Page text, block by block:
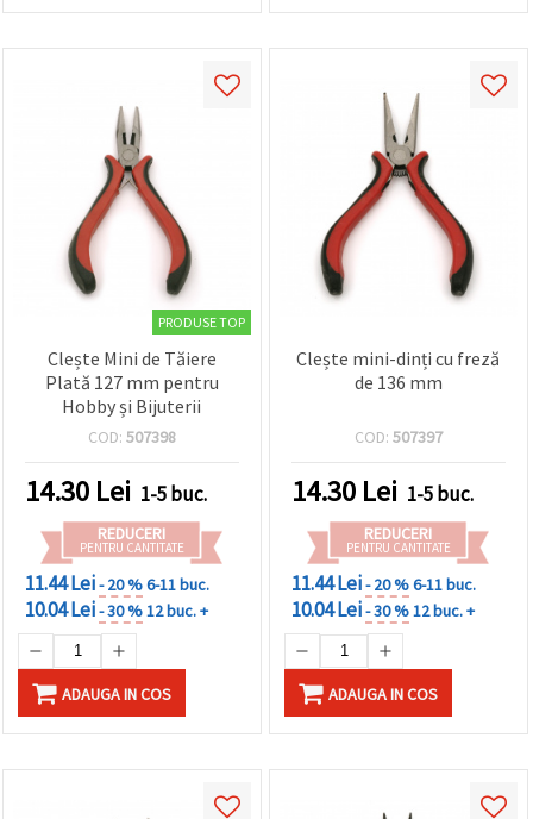
PRODUSE TOP
Clește Mini de Tăiere
Plată 127 mm pentru
Hobby și Bijuterii
COD: 507398
14.30 Lei 1-5 buc.
REDUCERI
PENTRU CANTITATE
11.44 Lei- 20 %6-11 buc.
10.04 Lei- 30 %12 buc. +
ADAUGA IN COS
Clește mini-dinți cu freză
de 136 mm
COD: 507397
14.30 Lei 1-5 buc.
REDUCERI
PENTRU CANTITATE
11.44 Lei- 20 %6-11 buc.
10.04 Lei- 30 %12 buc. +
ADAUGA IN COS